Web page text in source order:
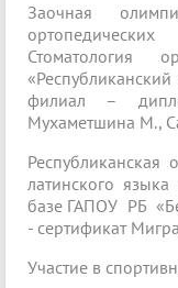
Заочная
Стоматология
филиал –
Мухаметшина М.,
латинского
базе ГАПОУ РБ
- сертификат
Участие в